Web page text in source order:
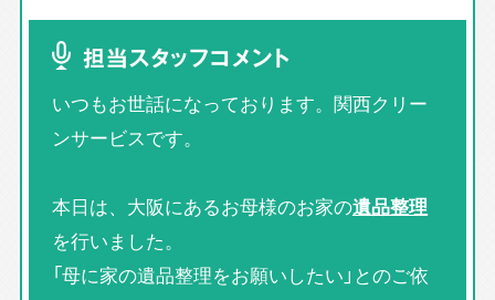
担当スタッフコメント
いつもお世話になっております。関西クリー
ンサービスです。
本日は、大阪にあるお母様のお家の遺品整理
を行いました。
「母に家の遺品整理をお願いしたい」とのご依